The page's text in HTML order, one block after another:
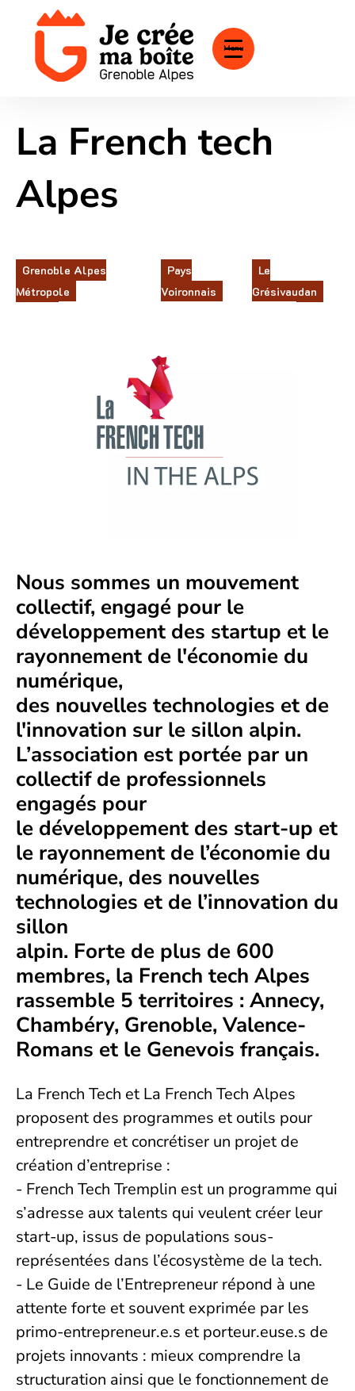
Menu
La French tech
Alpes
Grenoble Alpes
Métropole
Pays
Voironnais
Le
Grésivaudan
Nous sommes un mouvement
collectif, engagé pour le
développement des startup et le
rayonnement de l'économie du
numérique,
des nouvelles technologies et de
l'innovation sur le sillon alpin.
L’association est portée par un
collectif de professionnels
engagés pour
le développement des start-up et
le rayonnement de l’économie du
numérique, des nouvelles
technologies et de l’innovation du
sillon
alpin. Forte de plus de 600
membres, la French tech Alpes
rassemble 5 territoires : Annecy,
Chambéry, Grenoble, Valence-
Romans et le Genevois français.
La French Tech et La French Tech Alpes
proposent des programmes et outils pour
entreprendre et concrétiser un projet de
création d’entreprise :
- French Tech Tremplin est un programme qui
s’adresse aux talents qui veulent créer leur
start-up, issus de populations sous-
représentées dans l’écosystème de la tech.
- Le Guide de l’Entrepreneur répond à une
attente forte et souvent exprimée par les
primo-entrepreneur.e.s et porteur.euse.s de
projets innovants : mieux comprendre la
structuration ainsi que le fonctionnement de